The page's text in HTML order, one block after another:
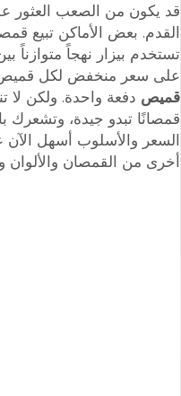
قد يكون من الصعب
القدم. بعض الأماكن تبيع
تستخدم بيزار نهجاً متوازناً
على سعر منخفض لكل قميص،
قميص دفعة واحدة. ولكن
قمصانًا تبدو جيدة، وتشعرك
السعر والأسلوب أسهل الآن
أخرى من القمصان والألوان